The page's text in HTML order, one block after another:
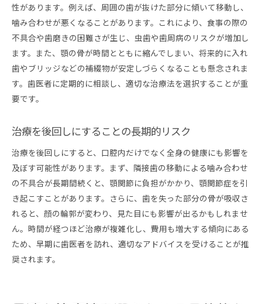
性があります。例えば、周囲の歯が抜けた部分に傾いて移動し、
噛み合わせが悪くなることがあります。これにより、食事の際の
不具合や歯磨きの困難さが生じ、虫歯や歯周病のリスクが増加し
ます。また、顎の骨が時間とともに縮んでしまい、将来的に入れ
歯やブリッジなどの補綴物が安定しづらくなることも懸念されま
す。歯医者に定期的に相談し、適切な治療法を選択することが重
要です。
治療を後回しにすることの長期的リスク
治療を後回しにすると、口腔内だけでなく全身の健康にも影響を
及ぼす可能性があります。まず、隣接歯の移動による噛み合わせ
の不具合が長期間続くと、顎関節に負担がかかり、顎関節症を引
き起こすことがあります。さらに、歯を失った部分の骨が吸収さ
れると、顔の輪郭が変わり、見た目にも影響が出るかもしれませ
ん。時間が経つほど治療が複雑化し、費用も増大する傾向にある
ため、早期に歯医者を訪れ、適切なアドバイスを受けることが推
奨されます。